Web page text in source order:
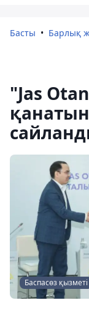
Басты Барлық
"Jas
Баспасөз қызметі